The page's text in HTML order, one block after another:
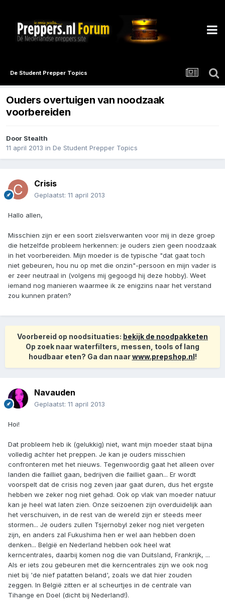
De Student Prepper Topics
Ouders overtuigen van noodzaak
voorbereiden
Door Stealth
11 april 2013 in De Student Prepper Topics
Crisis
Geplaatst: 11 april 2013
Hallo allen,
Misschien zijn er een soort zielsverwanten voor mij in deze groep
die hetzelfde probleem herkennen: je ouders zien geen noodzaak
in het voorbereiden. Mijn moeder is de typische "dat gaat toch
niet gebeuren, hou nu op met die onzin"-persoon en mijn vader is
er zeer neutraal in (volgens mij gegoogd hij deze hobby). Weet
iemand nog manieren waarmee ik ze enigzins naar het verstand
zou kunnen praten?
Voorbereid op noodsituaties: bekijk de noodpakketen
Op zoek naar waterfilters, messen, tools of lang
houdbaar eten? Ga dan naarwww.prepshop.nl!
Navauden
Geplaatst: 11 april 2013
Hoi!
Dat probleem heb ik (gelukkig) niet, want mijn moeder staat bijna
volledig achter het preppen. Je kan je ouders misschien
confronteren met het nieuws. Tegenwoordig gaat het alleen over
landen die failliet gaan, bedrijven die failliet gaan... Er wordt
voorspelt dat de crisis nog zeven jaar gaat duren, dus het ergste
hebben we zeker nog niet gehad. Ook op vlak van moeder natuur
kan je heel wat laten zien. Onze seizoenen zijn overduidelijk aan
het verschuiven, in de rest van de wereld zijn er steeds meer
stormen... Je ouders zullen Tsjernobyl zeker nog niet vergeten
zijn, en anders zal Fukushima hen er wel aan hebben doen
denken... België en Nederland hebben ook heel wat
kerncentrales, daarbij komen nog die van Duitsland, Frankrijk, ...
Als er iets zou gebeuren met die kerncentrales zijn we ook nog
niet bij 'de nief patatten beland', zoals we dat hier zouden
zeggen. In België zitten er al scheurtjes in de centrale van
Tihange en Doel (dicht bij Nederland!).